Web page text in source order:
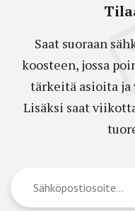
Saat suoraan
koosteen, jossa
tärkeitä asioita ja
Lisäksi saat